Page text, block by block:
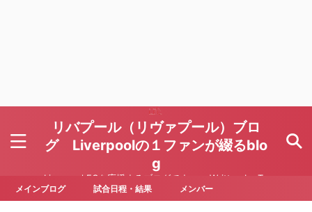
リバプール（リヴァプール）ブロ
グ Liverpoolの１ファンが綴るblo
g
Liverpool FCを応援するブログです Written by To
ru Yoda
メインブログ 試合日程・結果 メンバー